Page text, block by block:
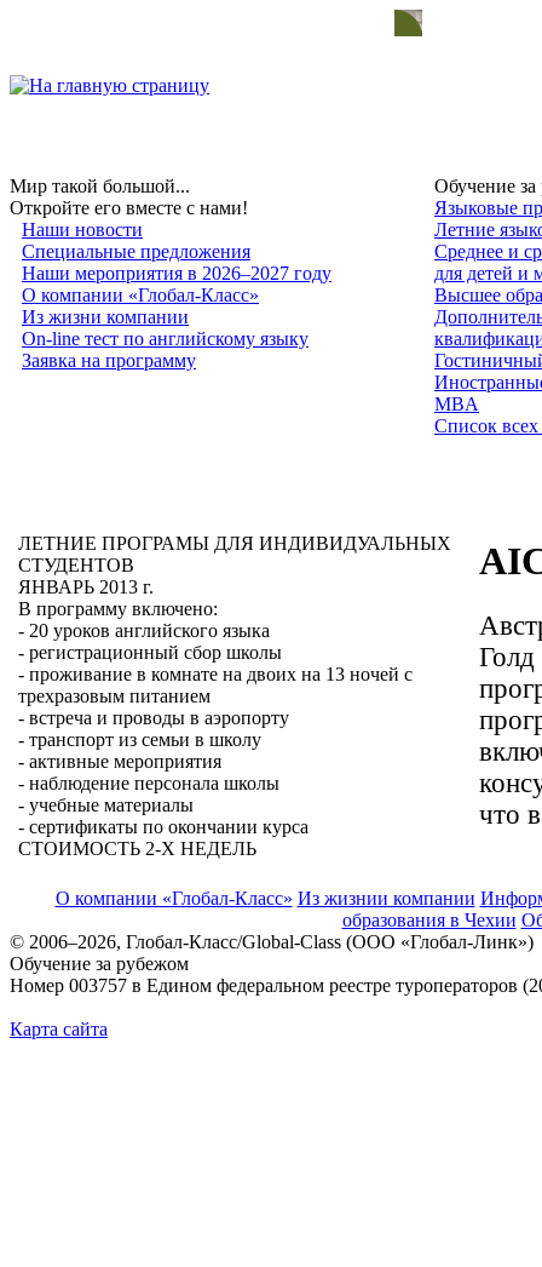
Мир такой большой...
Откройте его вместе с нами!
Наши новости
Специальные предложения
Наши мероприятия в 2026–2027 году
О компании «Глобал-Класс»
Из жизни компании
On-line тест по английскому языку
Заявка на программу
Обучение
Языковые
Летние
Среднее и
для детей и
Высшее
MBA
Список
ЛЕТНИЕ ПРОГРАМЫ ДЛЯ ИНДИВИДУАЛЬНЫХ
СТУДЕНТОВ
ЯНВАРЬ 2013 г.
В программу включено:
- 20 уроков английского языка
- регистрационный сбор школы
- проживание в комнате на двоих на 13 ночей с
трехразовым питанием
- встреча и проводы в аэропорту
- транспорт из семьи в школу
- активные мероприятия
- наблюдение персонала школы
- учебные материалы
- сертификаты по окончании курса
СТОИМОСТЬ 2-Х НЕДЕЛЬ
Голд
что
О компании «Глобал-Класс» Из жизнии компании
образования в Чехии
© 2006–2026, Глобал-Класс/Global-Class (ООО «Глобал-Линк»)
Обучение за рубежом
Номер 003757 в Едином федеральном реестре туроператоров
Карта сайта